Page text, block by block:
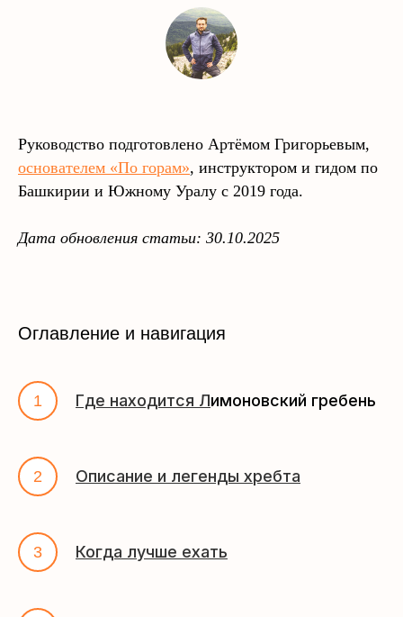
Руководство подготовлено Артёмом Григорьевым,
основателем «По горам», инструктором и гидом по
Башкирии и Южному Уралу с 2019 года.
Дата обновления статьи: 30.10.2025
Оглавление и навигация
Где находится Лимоновский гребень
Описание и легенды хребта
Когда лучше ехать